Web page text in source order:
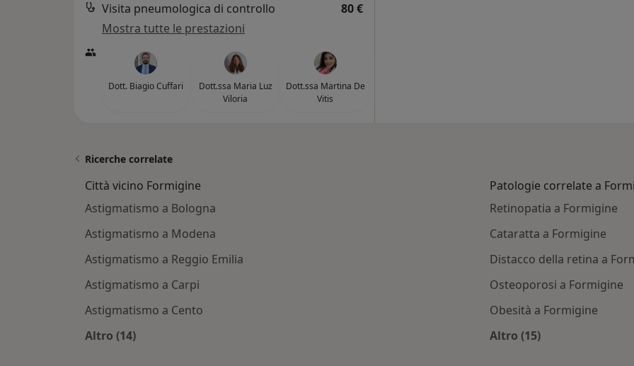
Visita pneumologica di controllo
80 €
Mostra tutte le prestazioni
Dott. Biagio Cuffari
Dott.ssa Maria Luz
Viloria
Dott.ssa Martina De
Vitis
Ricerche correlate
Città vicino Formigine
Astigmatismo a Bologna
Astigmatismo a Modena
Astigmatismo a Reggio Emilia
Astigmatismo a Carpi
Astigmatismo a Cento
Altro (14)
Patologie correlate a
Retinopatia a Formigine
Cataratta a Formigine
Distacco della retina a
Osteoporosi a Formigine
Obesità a Formigine
Altro (15)